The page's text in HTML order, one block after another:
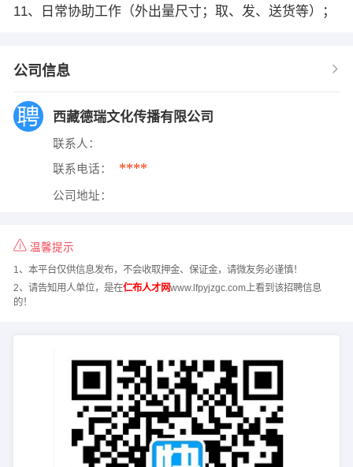
11、日常协助工作（外出量尺寸；取、发、送货等）；
公司信息
西藏德瑞文化传播有限公司
联系人：
联系电话： ****
公司地址：
温馨提示
1、本平台仅供信息发布，不会收取押金、保证金，请微友务必谨慎！
2、请告知用人单位，是在仁布人才网www.lfpyjzgc.com上看到该招聘信息
的！